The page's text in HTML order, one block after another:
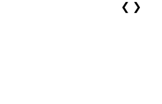
❮ ❯